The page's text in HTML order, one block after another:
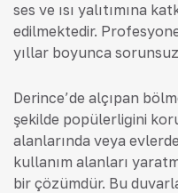
ses ve ısı yalıtımına
edilmektedir.
yıllar boyunca
Derince’de alçıpan
şekilde popülerliğini
alanlarında veya
kullanım alanları
bir çözümdür. Bu